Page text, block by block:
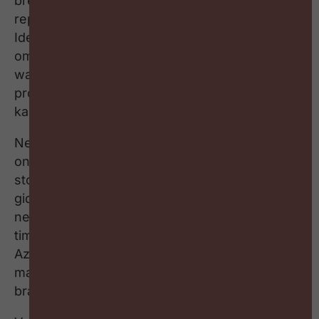
reporter destijds van het VIER-programma ‘De
Ideale Wereld’. Op 55-jarige leeftijd besloot Luc
om ondernemer te worden. Hoe dat loopt en
wat hij de bedrijfswereld en HR professionals
probeert te verkopen, ontdek je in deze
kakelverse aflevering van Brainpickings.
Net geen 50 minuten inspiratie over (altijd)
ondernemen en (te veel) twijfelen; over spijt en
stoefen; over De Ideale wereld, de Blauwe
gids, Jo Lernout en Hans Bourlon; over risico’s
nemen en (te) snel groeien; over geluk en
timing; over geld, wijn en mayonaise; over
Aziaten, televisiemagazines en gaten in de
markt; over humor, verbinden en employer
branding; over interne & externe communicatie